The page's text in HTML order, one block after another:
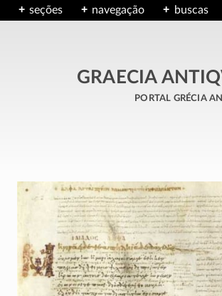
seções navegação buscas
GRAECIA
portal grécia